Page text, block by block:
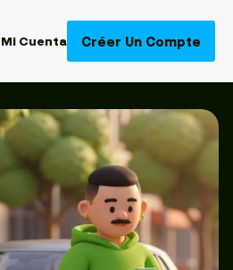
Mi Cuenta Créer Un Compte